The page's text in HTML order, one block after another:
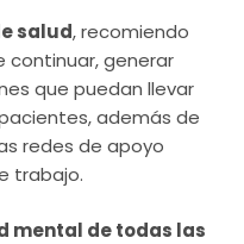
salud, recomiendo
continuar, generar
que puedan llevar
además de
redes de apoyo
trabajo.
mental de todas las